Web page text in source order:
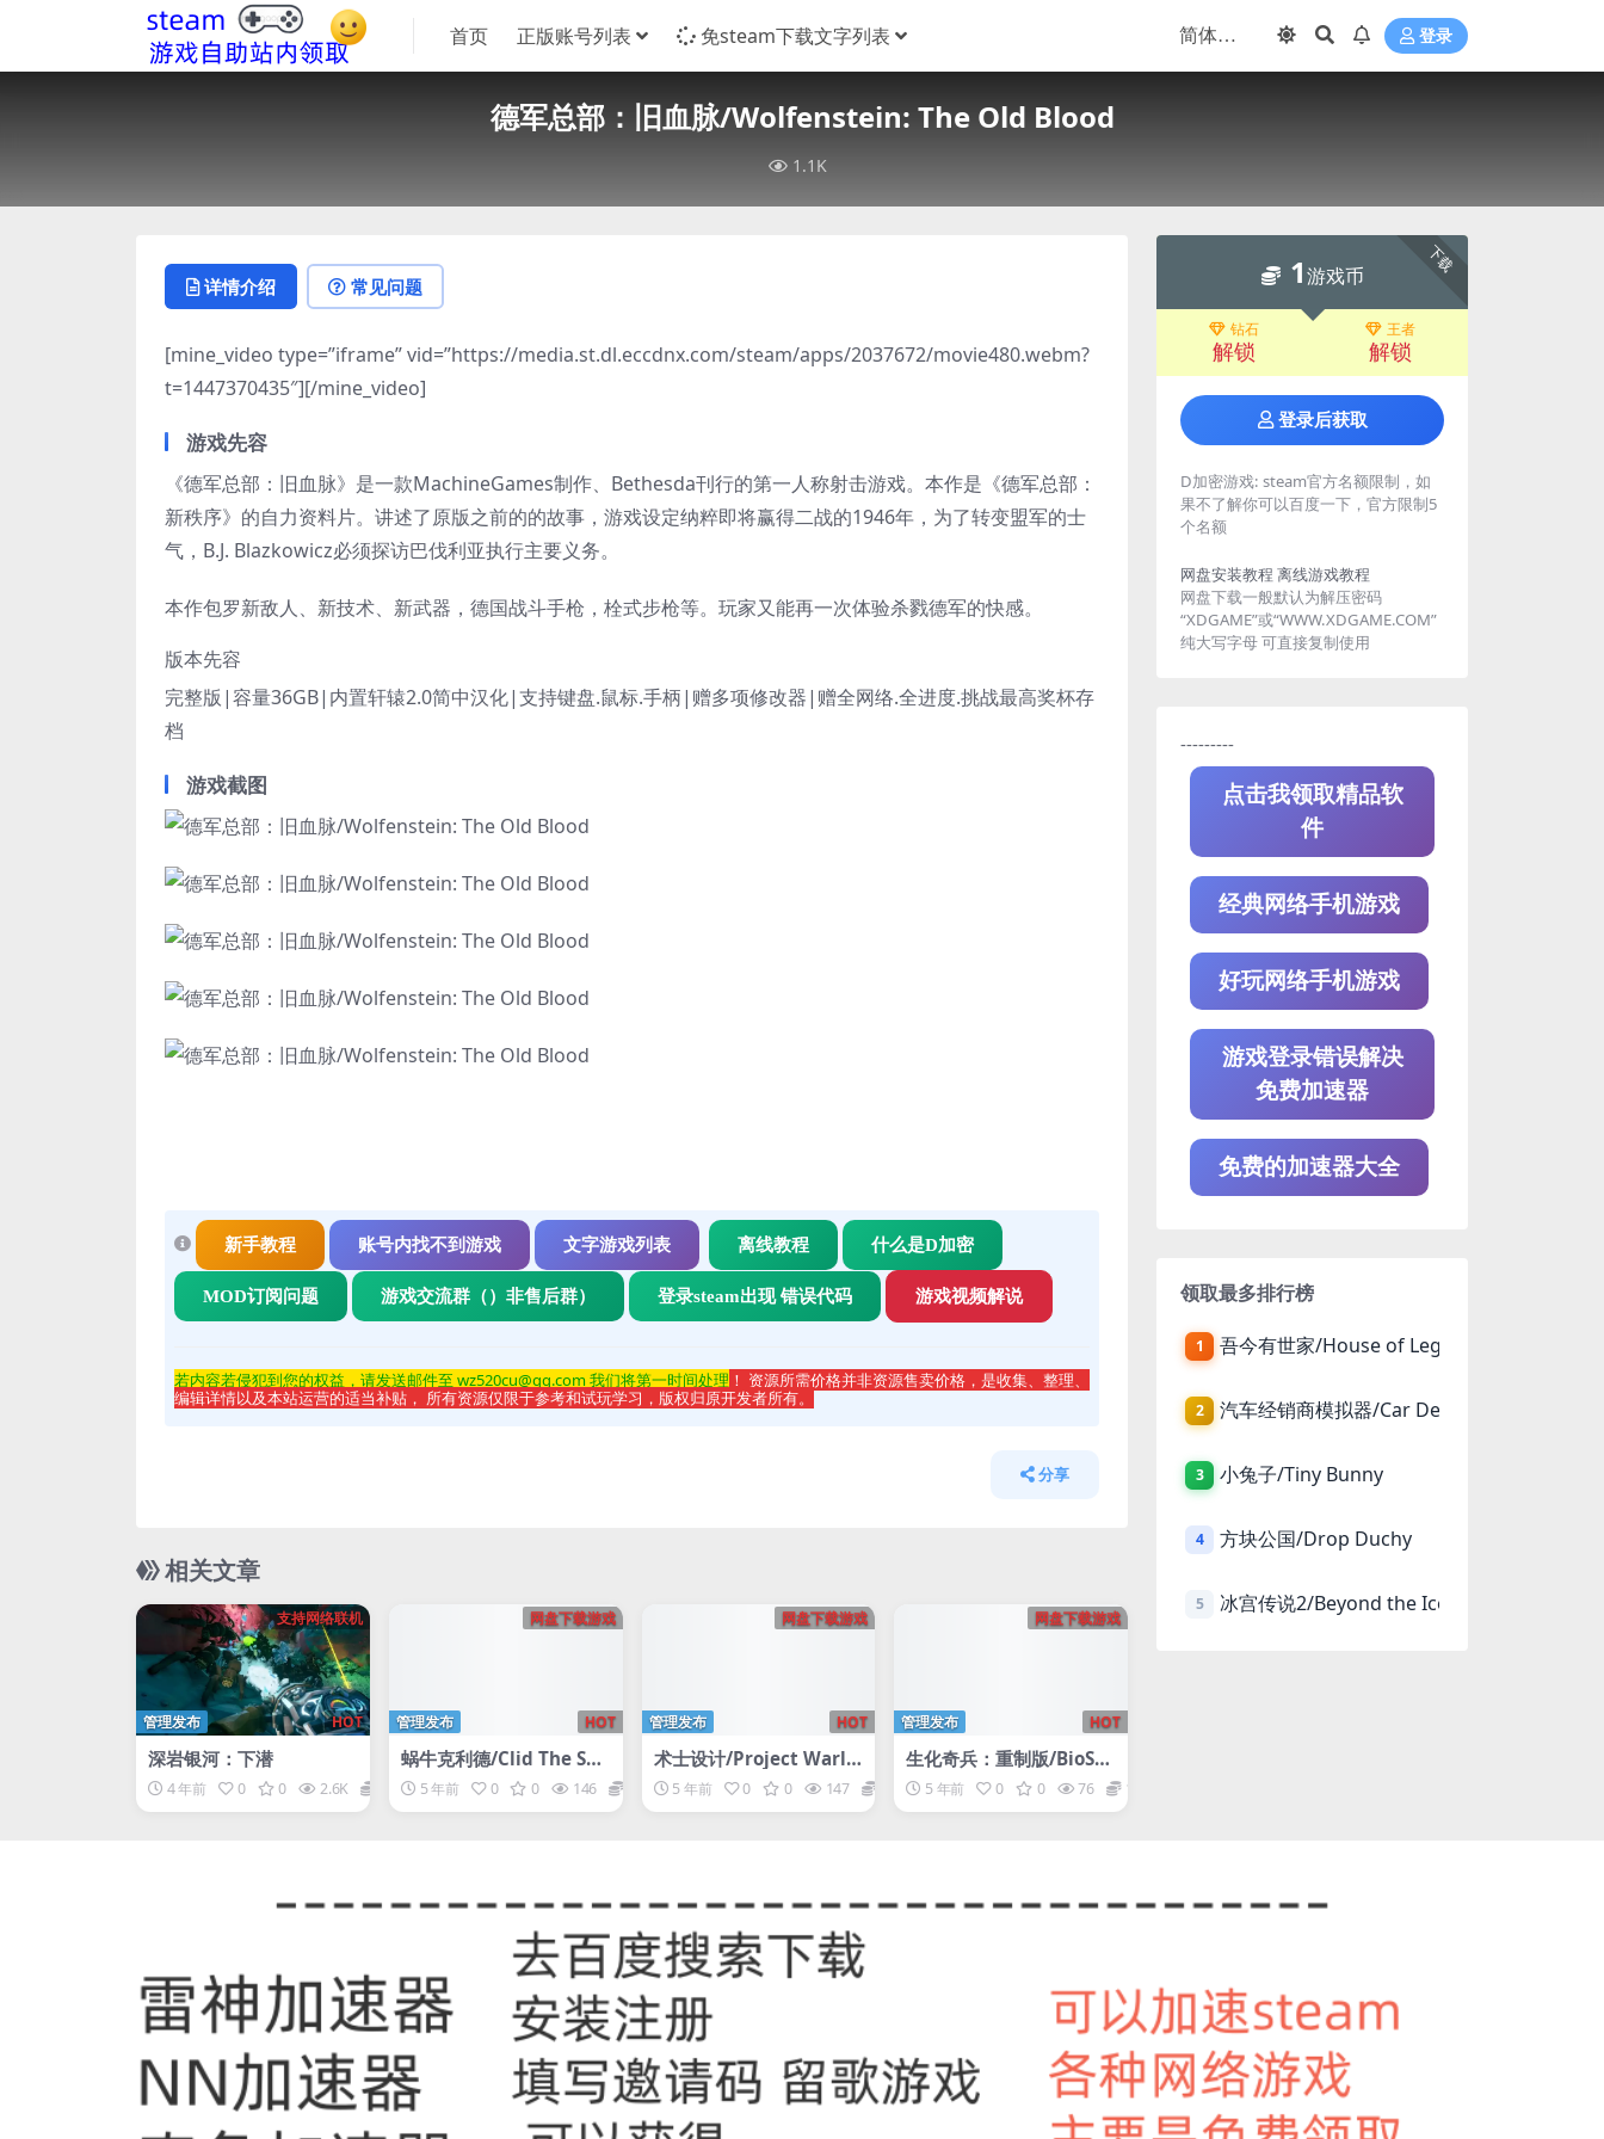
首页 正版账号列表 免steam下载文字列表 登录
德军总部：旧血脉/Wolfenstein: The Old Blood
1.1K
详情介绍 常见问题
[mine_video type=”iframe” vid=”https://media.st.dl.eccdnx.com/steam/apps/2037672/movie480.webm?
t=1447370435″][/mine_video]
游戏先容
《德军总部：旧血脉》是一款MachineGames制作、Bethesda刊行的第一人称射击游戏。本作是《德军总部：
新秩序》的自力资料片。讲述了原版之前的的故事，游戏设定纳粹即将赢得二战的1946年，为了转变盟军的士
气，B.J. Blazkowicz必须探访巴伐利亚执行主要义务。
本作包罗新敌人、新技术、新武器，德国战斗手枪，栓式步枪等。玩家又能再一次体验杀戮德军的快感。
版本先容
完整版|容量36GB|内置轩辕2.0简中汉化|支持键盘.鼠标.手柄|赠多项修改器|赠全网络.全进度.挑战最高奖杯存
档
游戏截图
新手教程 账号内找不到游戏 文字游戏列表 离线教程 什么是D加密
MOD订阅问题 游戏交流群（）非售后群） 登录steam出现 错误代码 游戏视频解说
若内容若侵犯到您的权益，请发送邮件至 wz520cu@qq.com 我们将第一时间处理 ！ 资源所需价格并非资源售卖价格，是收集、整理、
编辑详情以及本站运营的适当补贴， 所有资源仅限于参考和试玩学习，版权归原开发者所有。
分享
相关文章
支持网络联机
HOT
管理发布
深岩银河：下潜
4 年前 0 0 2.6K
网盘下载游戏
HOT
管理发布
蜗牛克利德/Clid The Sna
il 5 年前 0 0 146
网盘下载游戏
HOT
管理发布
术士设计/Project Warlo
ck5 年前 0 0 147
网盘下载游戏
HOT
管理发布
生化奇兵：重制版/BioSh
ock Remastered
5 年前 0 0 76 1
下载
1游戏币
钻石
解锁
王者
解锁
登录后获取
D加密游戏: steam官方名额限制，如
果不了解你可以百度一下，官方限制5
个名额
网盘安装教程 离线游戏教程
网盘下载一般默认为解压密码
“XDGAME”或“WWW.XDGAME.COM”
纯大写字母 可直接复制使用
---------
点击我领取精品软
件
经典网络手机游戏
好玩网络手机游戏
游戏登录错误解决
免费加速器
免费的加速器大全
领取最多排行榜
1 吾今有世家/House of Legacy
2 汽车经销商模拟器/Car Dealer Simulator
3 小兔子/Tiny Bunny
4 方块公国/Drop Duchy
5 冰宫传说2/Beyond the Ice Palace 2